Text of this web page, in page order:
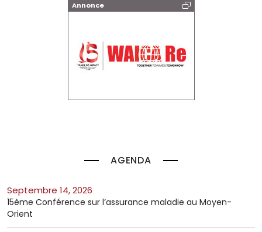
Annonce
AGENDA
septembre 14, 2026
15ème Conférence sur l’assurance maladie au Moyen-
Orient